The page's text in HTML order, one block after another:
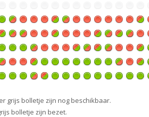
grijs bolletje zijn nog beschikbaar.
bolletje zijn bezet.